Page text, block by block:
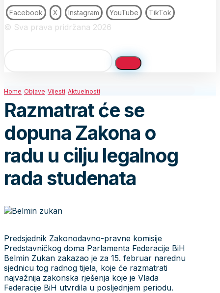
Facebook X Instagram YouTube TikTok
© Sva prava pridržana 2026
Home Objave Vijesti Aktuelnosti
Razmatrat će se
dopuna Zakona o
radu u cilju legalnog
rada studenata
Predsjednik Zakonodavno-pravne komisije
Predstavničkog doma Parlamenta Federacije BiH
Belmin Zukan zakazao je za 15. februar narednu
sjednicu tog radnog tijela, koje će razmatrati
najvažnija zakonska rješenja koje je Vlada
Federacije BiH utvrdila u posljednjem periodu.